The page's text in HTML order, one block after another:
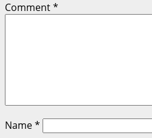
Comment*
Name*